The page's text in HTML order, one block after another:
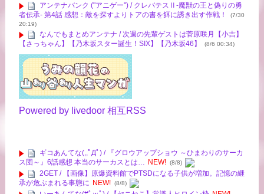
アンテナバンク ("アニゲー") / クレバテスⅡ-魔獣の王と偽りの勇
者伝承- 第4話 感想：敵を探すよりトアの書を餌に誘き出す作戦！
(7/30
20:19)
なんでもまとめアンテナ / 次週の先輩ゲストは菅原咲月【小吉】
【さっちゃん】【乃木坂スター誕生！SIX】【乃木坂46】
(8/6 00:34)
Powered by livedoor 相互RSS
ギコあんてな(,,ﾟДﾟ) / 『グロウアップショウ ～ひまわりのサーカ
ス団～』6話感想 本当のサーカスとは… NEW! (8/8)
2GET / 【画像】原爆資料館でPTSDになる子供が増加。記憶の継
承が危ぶまれる事態に NEW! (8/8)